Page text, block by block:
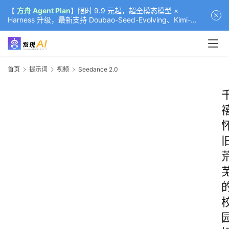
【 方舟 Agent Plan】限时 9.9 元起，超全模态模型 ×
Harness 升级，最新支持 Doubao-Seed-Evolving、Kimi-
K3（部分）、GLM-5.2
首页 提示词 视频 Seedance 2.0